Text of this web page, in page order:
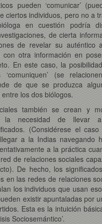
pueden ‘comunicar’
ciertos individuos, pero no a
en cuestión podría
de cierta
de revelar su auténtico
otra información en
En este caso, la
‘comuniquen’ (se
de que se produzca
los dos biólogos.
también se crean y
la necesidad de llevar
(Considérese el
a la Indias navegando
a la práctica
de relaciones sociales
De hecho, los
en las redes de relaciones
los individuos que usan
existir apuntaladas por
Esta es la intuición
Sociosemántico’.